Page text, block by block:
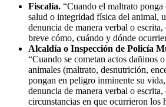
Fiscalía. “Cuando el maltrato
salud o integridad física del animal,
denuncia de manera verbal o
breve cómo, cuándo y dónde
Alcaldía o Inspección de Policía
“Cuando se cometan actos dañinos
animales (maltrato, desnutrición,
pongan en peligro inminente su
denuncia de manera verbal o
circunstancias en que ocurrieron los